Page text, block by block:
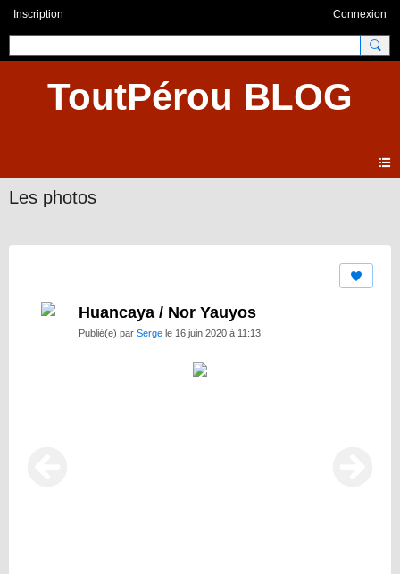
Inscription Connexion
ToutPérou BLOG
Les photos
Huancaya / Nor Yauyos
Publié(e) par Serge le 16 juin 2020 à 11:13